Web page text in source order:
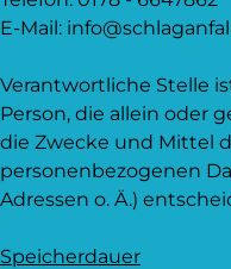
E-Mail:
Verantwortliche Stelle
Person, die allein oder
die Zwecke und Mittel
personenbezogenen
Adressen o. Ä.)
Speicherdauer